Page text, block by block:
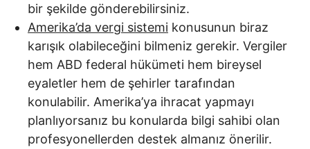
bir şekilde gönderebilirsiniz.
Amerika’da vergi sistemi konusunun biraz
karışık olabileceğini bilmeniz gerekir. Vergiler
hem ABD federal hükümeti hem bireysel
eyaletler hem de şehirler tarafından
konulabilir. Amerika’ya ihracat yapmayı
planlıyorsanız bu konularda bilgi sahibi olan
profesyonellerden destek almanız önerilir.